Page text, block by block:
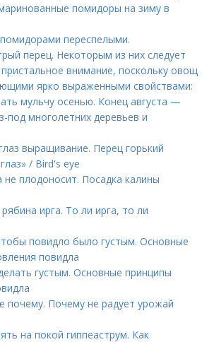
помидоры на зиму в
переспелыми.
перец. Некоторым из них следует
внимание, поскольку овощ
ярко выраженными свойствами:
мульчу осенью. Конец августа —
под многолетних деревьев и
выращивание. Перец горький
/ Bird's eye
не плодоносит. Посадка калины
ирга. То ли ирга, то ли
повидло было густым. Основные
повидла
густым. Основные принципы
почему. Почему не радует урожай
на покой гиппеаструм. Как